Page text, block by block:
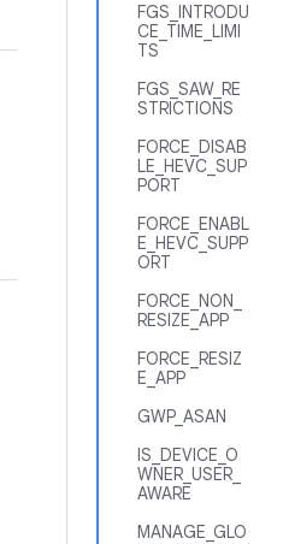
FGS_INTRODU
CE_TIME_LIMI
TS
FGS_SAW_RE
STRICTIONS
FORCE_DISAB
LE_HEVC_SUP
PORT
FORCE_ENABL
E_HEVC_SUPP
ORT
FORCE_NON_
RESIZE_APP
FORCE_RESIZ
E_APP
GWP_ASAN
IS_DEVICE_O
WNER_USER_
AWARE
MANAGE_GLO